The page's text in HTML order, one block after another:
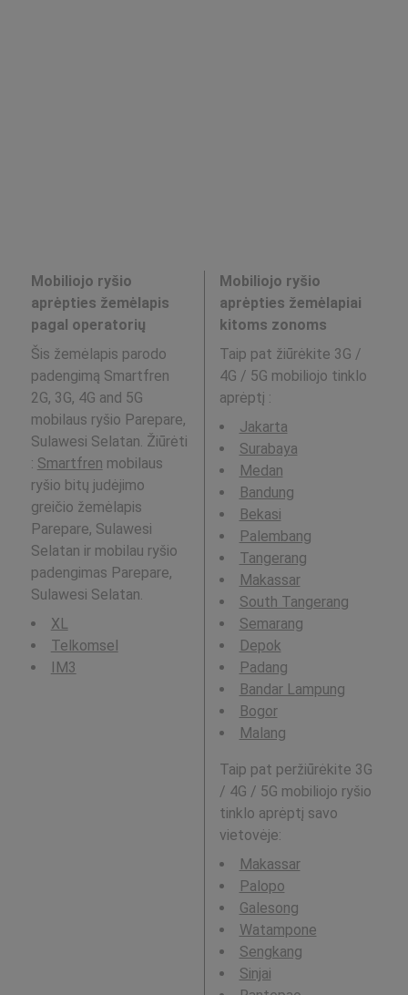
Mobiliojo ryšio
aprėpties žemėlapis
pagal operatorių
Šis žemėlapis parodo
padengimą Smartfren
2G, 3G, 4G and 5G
mobilaus ryšio Parepare,
Sulawesi Selatan. Žiūrėti
: Smartfren mobilaus
ryšio bitų judėjimo
greičio žemėlapis
Parepare, Sulawesi
Selatan ir mobilau ryšio
padengimas Parepare,
Sulawesi Selatan.
XL
Telkomsel
IM3
Mobiliojo ryšio
aprėpties žemėlapiai
kitoms zonoms
Taip pat žiūrėkite 3G /
4G / 5G mobiliojo tinklo
aprėptį :
Jakarta
Surabaya
Medan
Bandung
Bekasi
Palembang
Tangerang
Makassar
South Tangerang
Semarang
Depok
Padang
Bandar Lampung
Bogor
Malang
Taip pat peržiūrėkite 3G
/ 4G / 5G mobiliojo ryšio
tinklo aprėptį savo
vietovėje:
Makassar
Palopo
Galesong
Watampone
Sengkang
Sinjai